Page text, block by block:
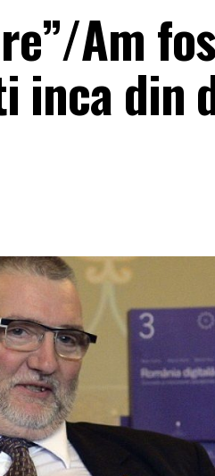
Am
inca din